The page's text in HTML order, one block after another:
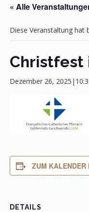
« Alle
Diese Veranstaltung hat
Christfest
Dezember 26,
ZUM KALENDER
DETAILS